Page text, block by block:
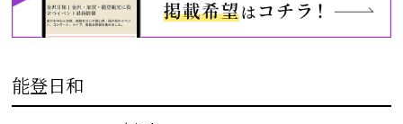
能登日和